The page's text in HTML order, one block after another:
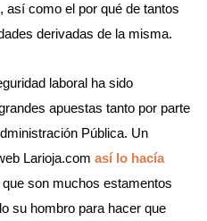
así como el por qué de tantos
derivadas de la misma.
laboral ha sido
apuestas tanto por parte
Pública. Un
Larioja.com así lo hacía
son muchos estamentos
su hombro para hacer que